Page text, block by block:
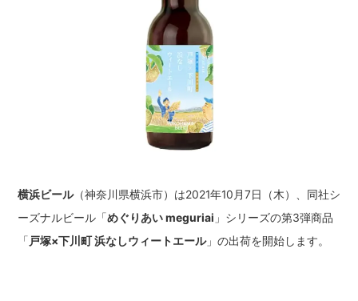
横浜ビール（神奈川県横浜市）は2021年10月7日（木）、同社シ
ーズナルビール「めぐりあい meguriai 」シリーズの第3弾商品
「 戸塚×下川町 浜なしウィートエール」の出荷を開始します。